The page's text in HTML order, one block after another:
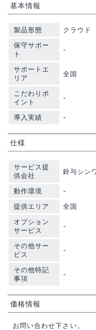
基本情報
製品形態
クラウド
保守サポー
ト
-
サポートエ
リア
全国
こだわりポ
イント
-
導入実績 -
仕様
サービス提
供会社
鈴与シン
動作環境
-
提供エリア
全国
オプション
サービス
-
その他サー
ビス
-
その他特記
事項
-
価格情報
お問い合わせ下さい。